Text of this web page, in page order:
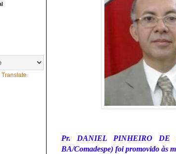
Pr. DANIEL PINHEIRO DE
BA/Comadespe) foi promovido às
Translate